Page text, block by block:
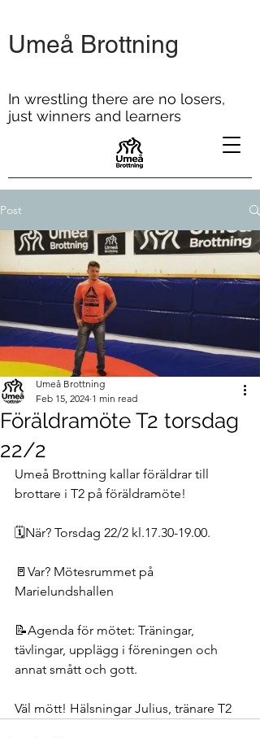
In wrestling there are no losers,
just winners and learners
Umeå Brottning
Post
Föräldramöte T2 torsdag
22/2
Umeå Brottning
Feb 15, 2024 1 min read
Umeå Brottning kallar föräldrar till
brottare i T2 på föräldramöte!
🗓️När? Torsdag 22/2 kl.17.30-19.00.
🚪Var? Mötesrummet på
Marielundshallen
📝Agenda för mötet: Träningar,
tävlingar, upplägg i föreningen och
annat smått och gott.
Väl mött! Hälsningar Julius, tränare T2